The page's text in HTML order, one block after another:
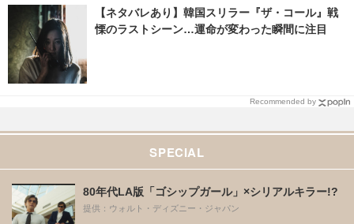
【ネタバレあり】韓国スリラー『ザ・コール』戦
慄のラストシーン…運命が変わった瞬間に注目
Recommended by
SPECIAL
80年代LA版「ゴシップガール」×シリアルキラー!?
提供：ウォルト・ディズニー・ジャパン